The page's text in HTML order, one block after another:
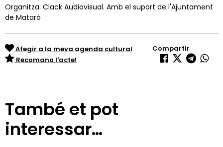
Organitza: Clack Audiovisual. Amb el suport de l'Ajuntament
de Mataró
Afegir a la meva agenda cultural
Recomano l'acte!
Compartir
També et pot
interessar…